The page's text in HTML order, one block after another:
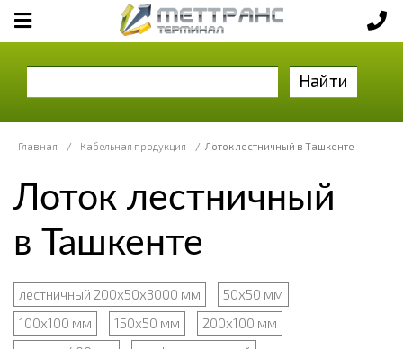
Найти
Главная / Кабельная продукция / Лоток лестничный в Ташкенте
Лоток лестничный
в Ташкенте
лестничный 200х50х3000 мм
50х50 мм
100х100 мм
150х50 мм
200х100 мм